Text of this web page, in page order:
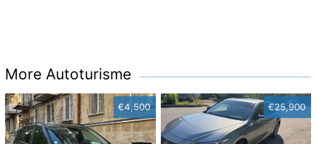
More Autoturisme
€4,500 €25,900